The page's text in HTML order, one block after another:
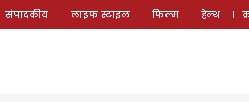
ई-मैगज़ीन
संपादकीय लाइफ स्टाइल फिल्म हेल्थ